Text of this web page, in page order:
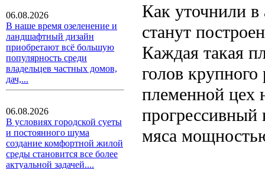
06.08.2026
В наше время озеленение и
ландшафтный дизайн
приобретают всё большую
популярность среди
владельцев частных домов,
дач,...
06.08.2026
В условиях городской суеты
и постоянного шума
создание комфортной жилой
среды становится все более
актуальной задачей....
Как уточнили
станут
Каждая такая
голов крупного
племенной цех
прогрессивный
мяса